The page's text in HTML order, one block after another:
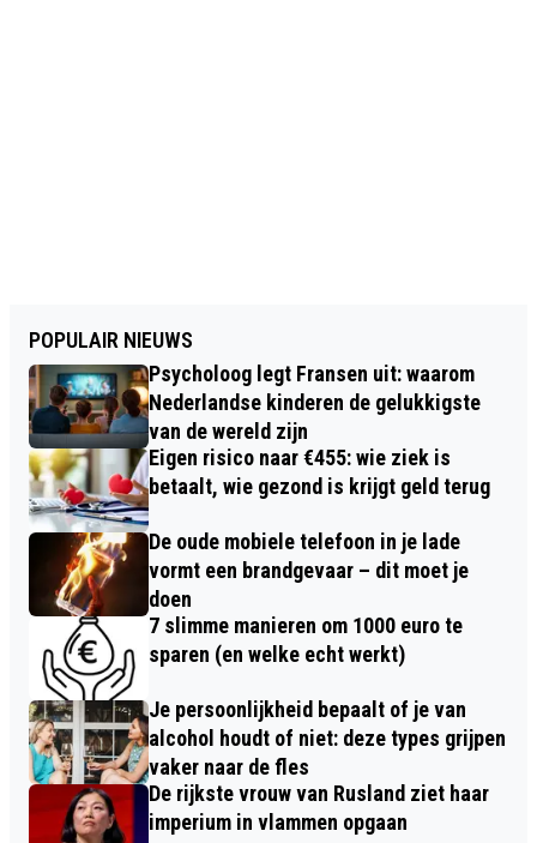
POPULAIR NIEUWS
Psycholoog legt Fransen uit: waarom
Nederlandse kinderen de gelukkigste
van de wereld zijn
Eigen risico naar €455: wie ziek is
betaalt, wie gezond is krijgt geld terug
De oude mobiele telefoon in je lade
vormt een brandgevaar – dit moet je
doen
7 slimme manieren om 1000 euro te
sparen (en welke echt werkt)
Je persoonlijkheid bepaalt of je van
alcohol houdt of niet: deze types grijpen
vaker naar de fles
De rijkste vrouw van Rusland ziet haar
imperium in vlammen opgaan